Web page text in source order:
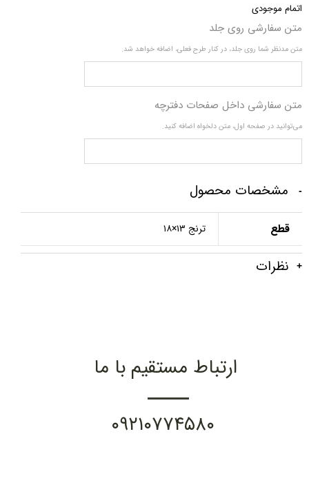
اتمام موجودی
متن سفارشی روی جلد
متن مدنظر شما روی جلد، در کنار طرح فعلی، اضافه خواهد شد.
متن سفارشی داخل صفحات دفترچه
می‌توانید در صفحه اول، متن دلخواه اضافه کنید.
مشخصات محصول
قطع ترنج ۱۳×۱۸
نظرات
ارتباط مستقیم با ما
۰۹۲۱۰۷۷۴۵۸۰